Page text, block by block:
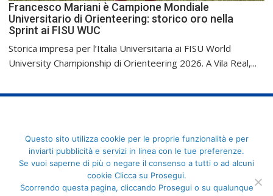
Francesco Mariani è Campione Mondiale
Universitario di Orienteering: storico oro nella
Sprint ai FISU WUC
Storica impresa per l’Italia Universitaria ai FISU World
University Championship di Orienteering 2026. A Vila Real,...
FederCUSI: Federazione Italiana dello Sport Universitario - Via
Angelo Brofferio, 7 - 00195 Roma - C.F. 80109270589
Questo sito utilizza cookie per le proprie funzionalità e per
inviarti pubblicità e servizi in linea con le tue preferenze.
Se vuoi saperne di più o negare il consenso a tutti o ad alcuni
cookie Clicca su Prosegui.
Scorrendo questa pagina, cliccando Prosegui o su qualunque